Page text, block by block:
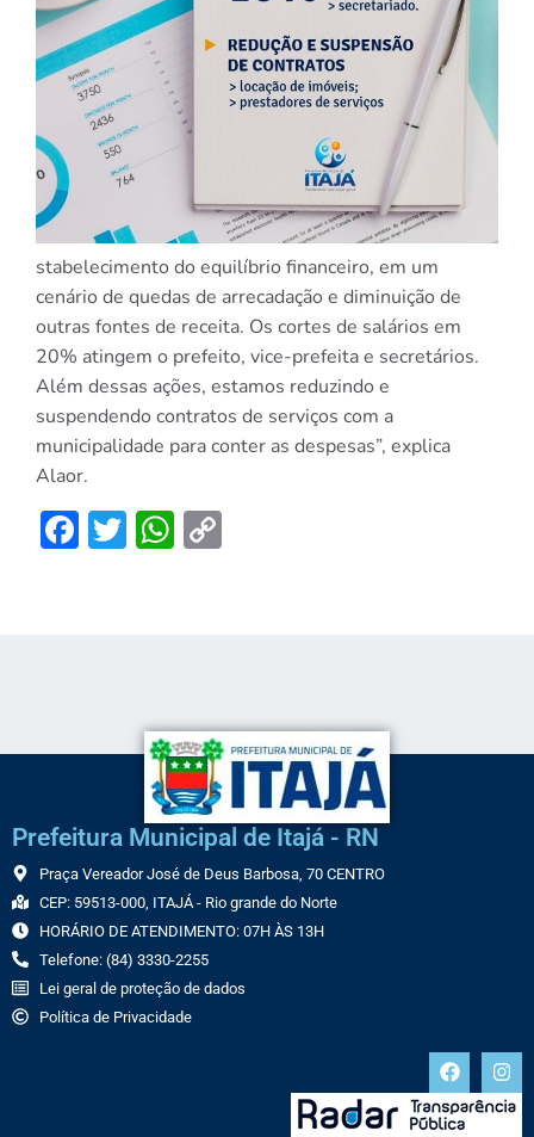
stabelecimento do equilíbrio financeiro, em um
cenário de quedas de arrecadação e diminuição de
outras fontes de receita. Os cortes de salários em
20% atingem o prefeito, vice-prefeita e secretários.
Além dessas ações, estamos reduzindo e
suspendendo contratos de serviços com a
municipalidade para conter as despesas”, explica
Alaor.
Facebook
TwitterWhatsApp
Prefeitura Municipal de Itajá - RN
Praça Vereador José de Deus Barbosa, 70 CENTRO
CEP: 59513-000, ITAJÁ - Rio grande do Norte
HORÁRIO DE ATENDIMENTO: 07H ÀS 13H
Telefone: (84) 3330-2255
Lei geral de proteção de dados
Política de Privacidade